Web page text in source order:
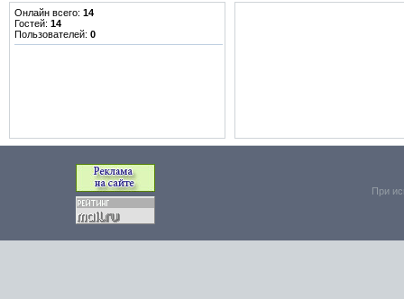
Онлайн всего: 14
Гостей: 14
Пользователей: 0
При